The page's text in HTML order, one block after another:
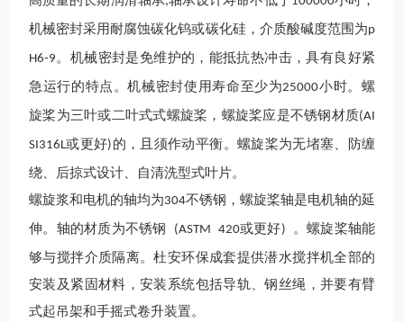
机械密封采用耐腐蚀碳化钨或碳化硅，介质酸碱度范围为p
H6-9 。机械密封是免维护的，能抵抗热冲击，具有良好紧
急运行的特点。机械密封使用寿命至少为25000小时。螺
旋桨为三叶或二叶式式螺旋桨，螺旋桨应是不锈钢材质(AI
SI316L或更好) 的，且须作动平衡。螺旋桨为无堵塞、防缠
绕、后掠式设计、自清洗型式叶片。
螺旋浆和电机的轴均为304不锈钢 ，螺旋桨轴是电机轴的延
伸。轴的材质为不锈钢
(ASTM 420或更好) 。螺旋桨轴能
够与搅拌介质隔离。杜安环保成套提供潜水搅拌机全部的
安装及紧固材料，安装系统包括导轨、钢丝绳，并要有臂
式起吊架和手摇式卷升装置。